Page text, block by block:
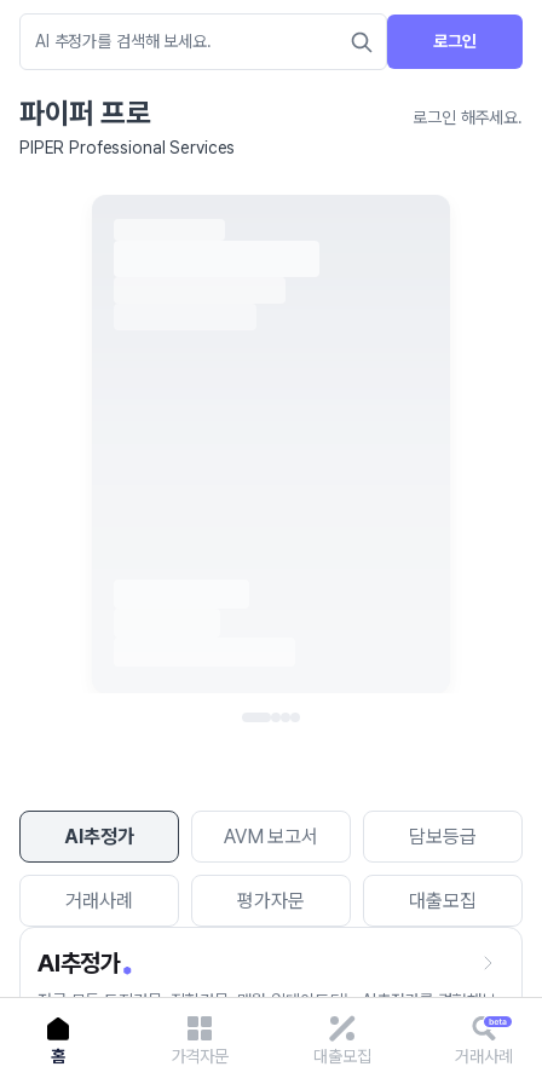
로그인
파이퍼 프로
로그인 해주세요.
PIPER Professional Services
AI추정가 AVM 보고서 담보등급
거래사례 평가자문 대출모집
AI추정가
전국 모든 토지건물, 집합건물, 매월 업데이트되는 AI추정가를 경험해보
세요.
홈 가격자문 대출모집 거래사례